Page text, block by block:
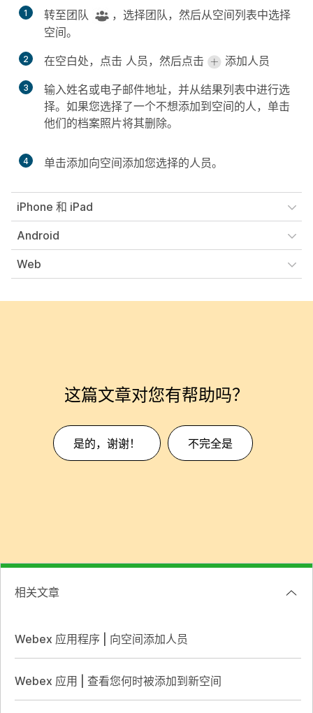
1 转至团队
，选择团队，然后从空间列表中选择
空间。
2 在空白处，点击 人员 ，然后点击 添加人员
3
输入姓名或电子邮件地址，并从结果列表中进行选
择。如果您选择了一个不想添加到空间的人，单击
他们的档案照片将其删除。
4 单击添加向空间添加您选择的人员。
iPhone 和 iPad
Android
Web
这篇文章对您有帮助吗？
是的，谢谢！ 不完全是
相关文章
Webex 应用程序 | 向空间添加人员
Webex 应用 | 查看您何时被添加到新空间